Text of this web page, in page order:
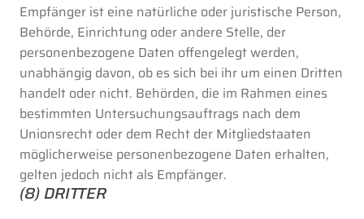
Empfänger ist eine natürliche oder juristische Person,
Behörde, Einrichtung oder andere Stelle, der
personenbezogene Daten offengelegt werden,
unabhängig davon, ob es sich bei ihr um einen Dritten
handelt oder nicht. Behörden, die im Rahmen eines
bestimmten Untersuchungsauftrags nach dem
Unionsrecht oder dem Recht der Mitgliedstaaten
möglicherweise personenbezogene Daten erhalten,
gelten jedoch nicht als Empfänger.
(8) DRITTER